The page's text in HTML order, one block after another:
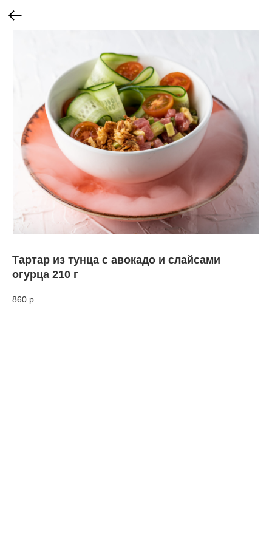
Тартар из тунца с авокадо и слайсами
огурца 210 г
860 р